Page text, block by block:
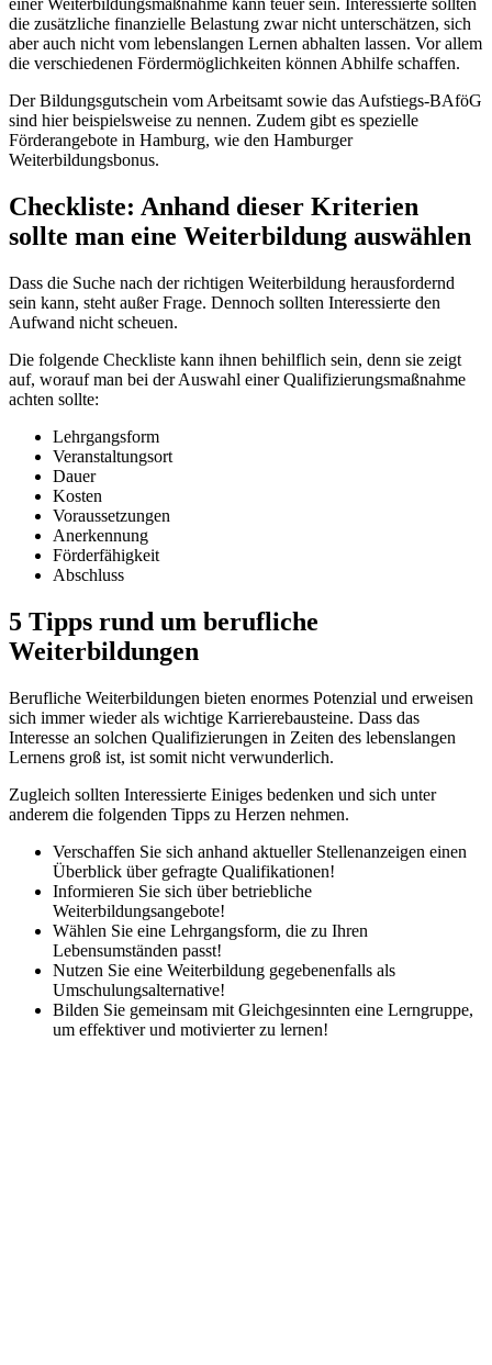
einer Weiterbildungsmaßnahme kann teuer sein. Interessierte sollten
die zusätzliche finanzielle Belastung zwar nicht unterschätzen, sich
aber auch nicht vom lebenslangen Lernen abhalten lassen. Vor allem
die verschiedenen Fördermöglichkeiten können Abhilfe schaffen.
Der Bildungsgutschein vom Arbeitsamt sowie das Aufstiegs-BAföG
sind hier beispielsweise zu nennen. Zudem gibt es spezielle
Förderangebote in Hamburg, wie den Hamburger
Weiterbildungsbonus.
Checkliste: Anhand dieser Kriterien
sollte man eine Weiterbildung auswählen
Dass die Suche nach der richtigen Weiterbildung herausfordernd
sein kann, steht außer Frage. Dennoch sollten Interessierte den
Aufwand nicht scheuen.
Die folgende Checkliste kann ihnen behilflich sein, denn sie zeigt
auf, worauf man bei der Auswahl einer Qualifizierungsmaßnahme
achten sollte:
Lehrgangsform
Veranstaltungsort
Dauer
Kosten
Voraussetzungen
Anerkennung
Förderfähigkeit
Abschluss
5 Tipps rund um berufliche
Weiterbildungen
Berufliche Weiterbildungen bieten enormes Potenzial und erweisen
sich immer wieder als wichtige Karrierebausteine. Dass das
Interesse an solchen Qualifizierungen in Zeiten des lebenslangen
Lernens groß ist, ist somit nicht verwunderlich.
Zugleich sollten Interessierte Einiges bedenken und sich unter
anderem die folgenden Tipps zu Herzen nehmen.
Verschaffen Sie sich anhand aktueller Stellenanzeigen einen
Überblick über gefragte Qualifikationen!
Informieren Sie sich über betriebliche
Weiterbildungsangebote!
Wählen Sie eine Lehrgangsform, die zu Ihren
Lebensumständen passt!
Nutzen Sie eine Weiterbildung gegebenenfalls als
Umschulungsalternative!
Bilden Sie gemeinsam mit Gleichgesinnten eine Lerngruppe,
um effektiver und motivierter zu lernen!